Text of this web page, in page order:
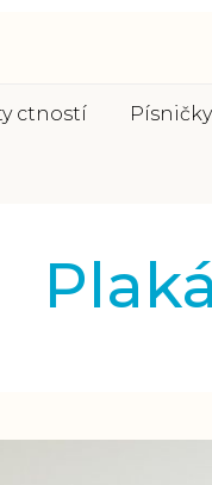
ctností Písničky